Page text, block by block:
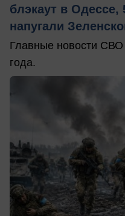
блэкаут в
напугали
Главные новости СВО
года.